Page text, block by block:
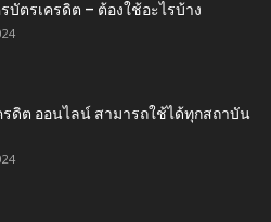
บัตรเครดิต – ต้องใช้อะไรบ้าง
รดิต ออนไลน์ สามารถใช้ได้ทุกสถาบัน